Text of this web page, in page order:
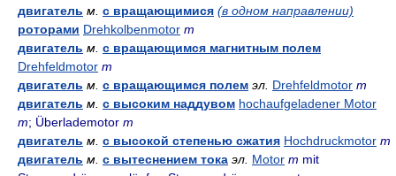
двигатель м. с вращающимися (в одном направлении)
роторами Drehkolbenmotor m
двигатель м. с вращающимся магнитным полем
Drehfeldmotor m
двигатель м. с вращающимся полем эл. Drehfeldmotor m
двигатель м. с высоким наддувом hochaufgeladener Motor
m; Überlademotor m
двигатель м. с высокой степенью сжатия Hochdruckmotor m
двигатель м. с вытеснением тока эл. Motor m mit